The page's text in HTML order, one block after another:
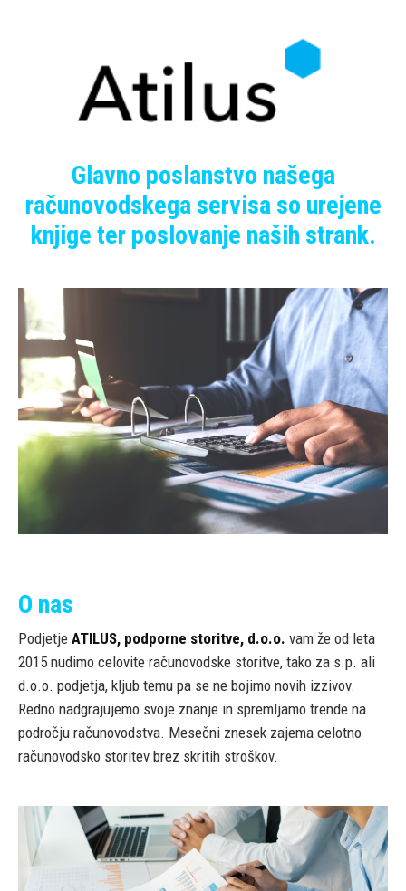
Glavno poslanstvo našega
računovodskega servisa so urejene
knjige ter poslovanje naših strank.
O nas
Podjetje ATILUS, podporne storitve, d.o.o. vam že od leta
2015 nudimo celovite računovodske storitve, tako za s.p. ali
d.o.o. podjetja, kljub temu pa se ne bojimo novih izzivov.
Redno nadgrajujemo svoje znanje in spremljamo trende na
področju računovodstva. Mesečni znesek zajema celotno
računovodsko storitev brez skritih stroškov.